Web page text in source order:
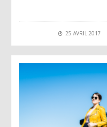
25 AVRIL 2017